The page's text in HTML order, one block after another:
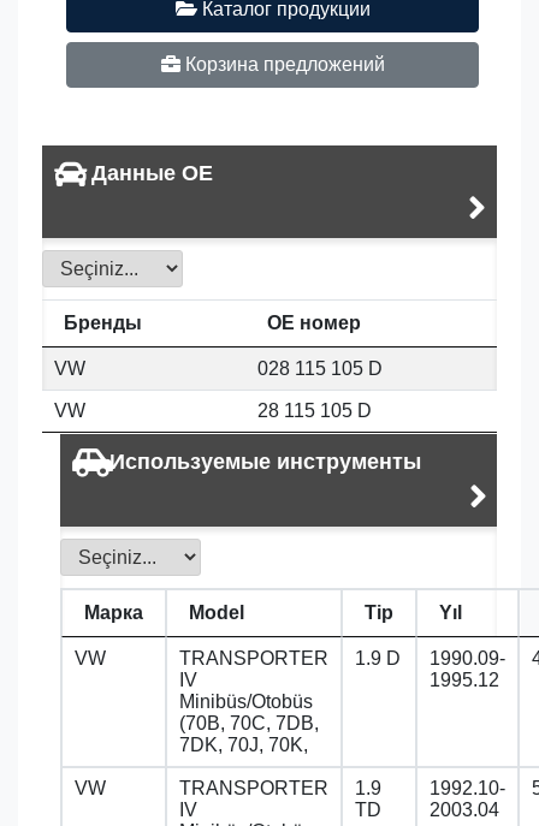
Каталог продукции
Корзина предложений
Данные OE
Бренды OE номер
VW 028 115 105 D
VW 28 115 105 D
Используемые инструменты
Марка Model Tip Yıl
VW
TRANSPORTER
IV
Minibüs/Otobüs
(70B, 70C, 7DB,
7DK, 70J, 70K,
1.9 D
1990.09-
1995.12
VW
TRANSPORTER
IV
1.9
TD
1992.10-
2003.04